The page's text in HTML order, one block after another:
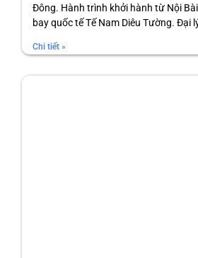
Đông. Hành trình khởi hành từ Nội
bay quốc tế Tế Nam Diêu Tường. Đại
Chi tiết »